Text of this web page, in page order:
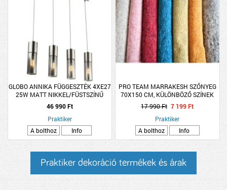
GLOBO ANNIKA FÜGGESZTÉK 4XE27
25W MATT NIKKEL/FÜSTSZÍNŰ
ÜVEG 156×80CM
46 990 Ft
Praktiker
A bolthoz
Info
PRO TEAM MARRAKESH SZŐNYEG
70X150 CM, KÜLÖNBÖZŐ SZÍNEK
17 990 Ft 7 199 Ft
Praktiker
A bolthoz
Info
Praktiker dekoráció termékek és árak